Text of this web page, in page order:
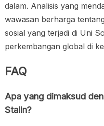
dalam. Analisis yang
wawasan berharga
sosial yang terjadi di Uni
perkembangan global di
FAQ
Apa yang dimaksud
Stalin?